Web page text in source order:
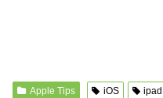
Apple Tips iOS ipad